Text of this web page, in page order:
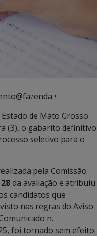
•
de Mato Grosso
(3), o gabarito definitivo
seletivo para o
pela Comissão
28da avaliação e atribuiu
candidatos que
nas regras do Aviso
n.
foi tornado sem efeito.